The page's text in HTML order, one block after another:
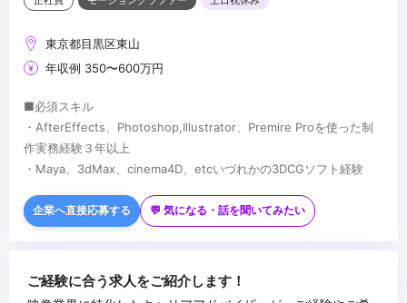
東京都目黒区東山
年収例 350〜600万円
■必須スキル
・AfterEffects、Photoshop,Illustrator、Premire Proを使った制
作実務経験３年以上
・Maya、3dMax、cinema4D、etcいづれかの3DCGソフト経験
・グラフィックデザイン・撮影・ディレクションなどの経験、イラ
スト描ける方歓迎
企業へ直接応募する 💬 気になる・話を聞いてみたい
ご経験に合う求人をご紹介します！